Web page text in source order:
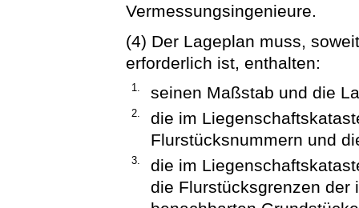
Vermessungsingenieure.
(4) Der Lageplan muss,
erforderlich ist, enthalten:
1. seinen Maßstab und die
2.
die im
Flurstücksnummern und
3.
die im
die Flurstücksgrenzen der